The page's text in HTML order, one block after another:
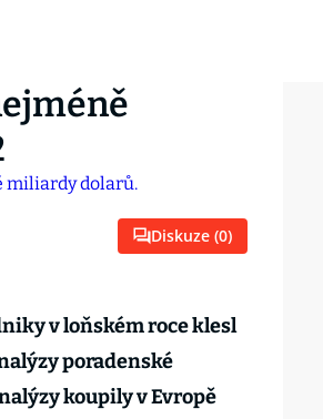
Diskuze (0)
v loňském roce klesl
poradenské
koupily v Evropě